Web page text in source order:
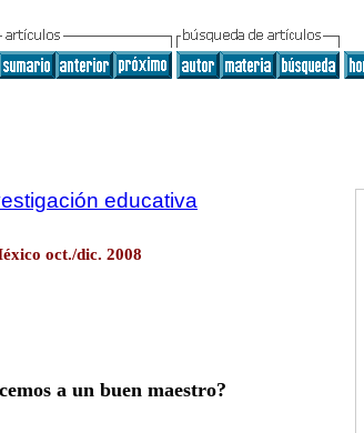
educativa
oct./dic. 2008
a un buen maestro?